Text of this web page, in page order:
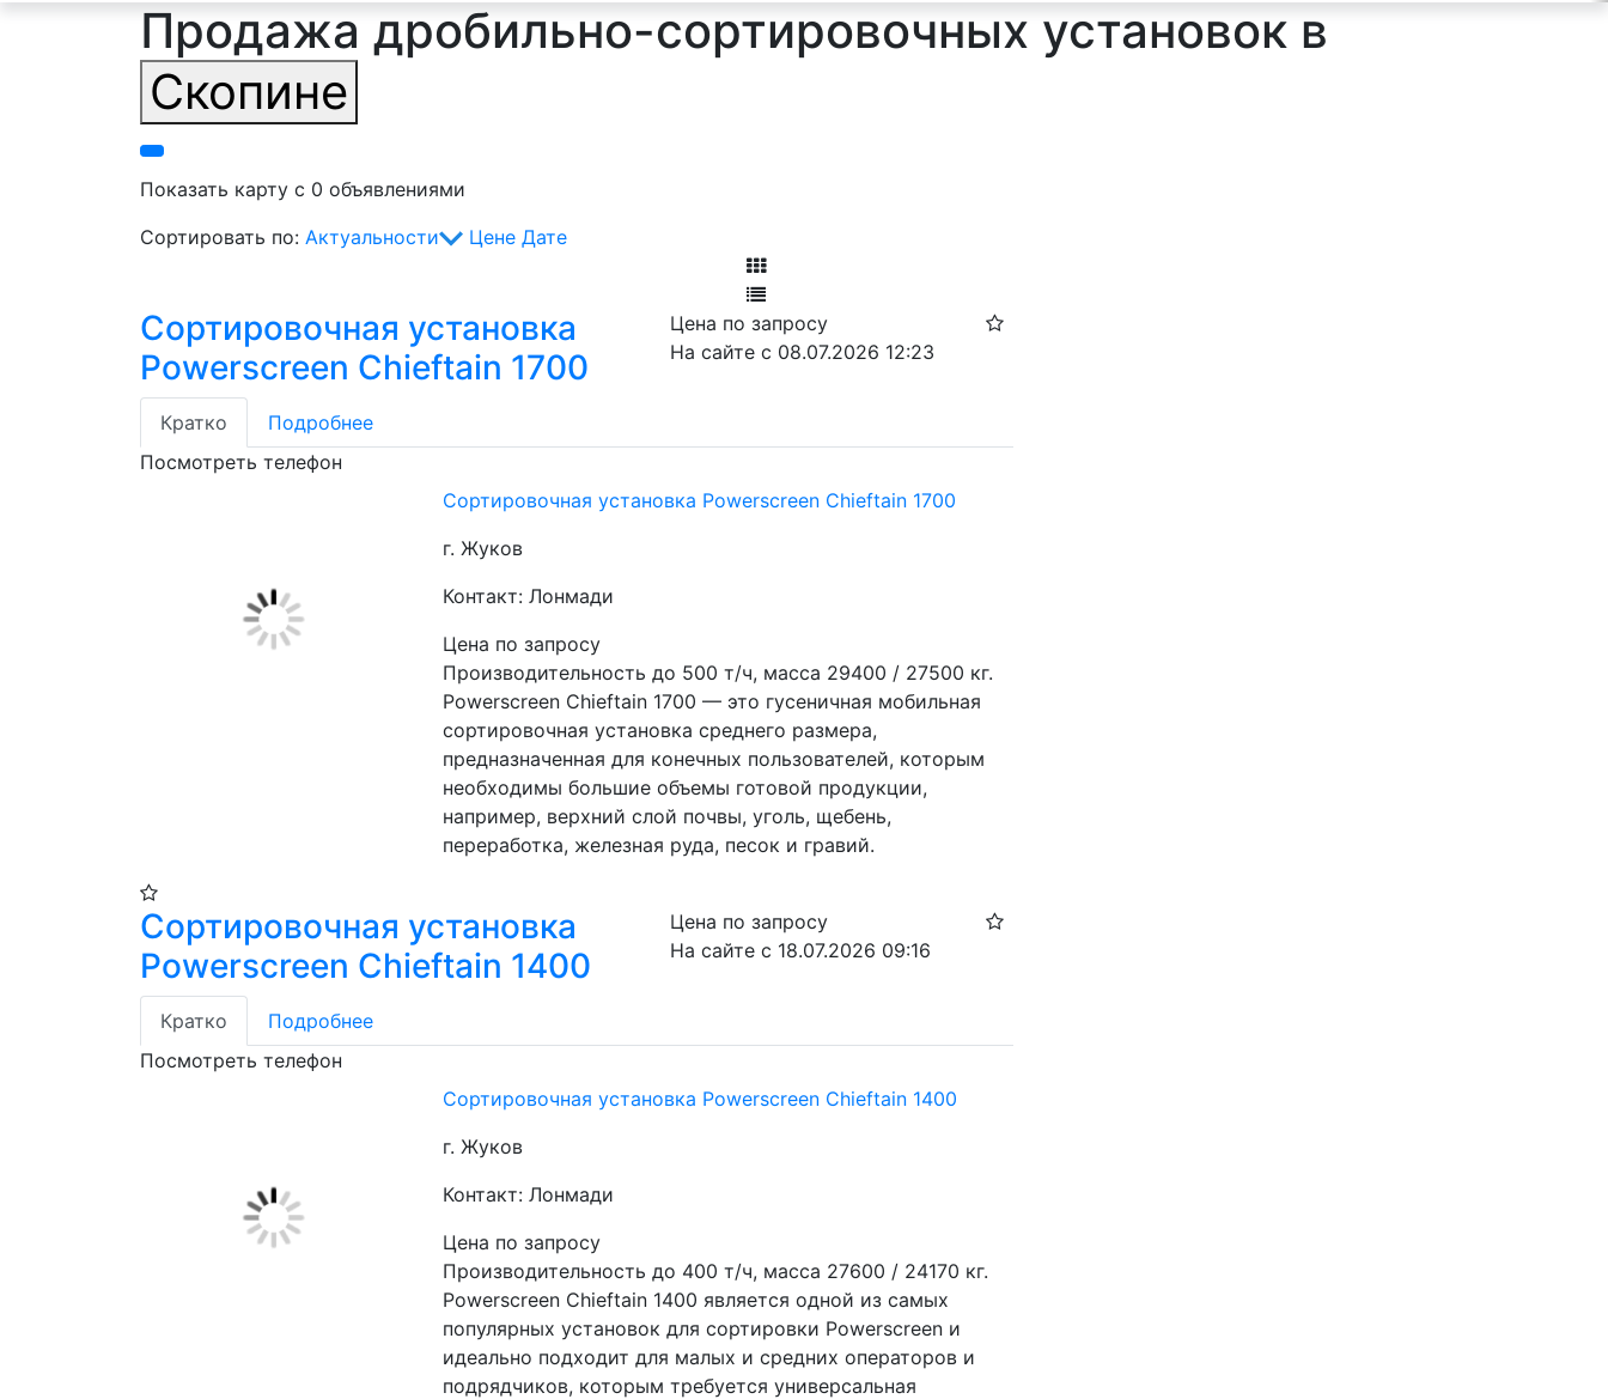
Продажа дробильно-сортировочных установок в
Скопине
Показать карту с 0 объявлениями
Сортировать по: Актуальности Цене Дате
Сортировочная установка
Powerscreen Chieftain 1700
Цена по запросу
На сайте с 08.07.2026 12:23
Кратко
Подробнее
Посмотреть телефон
Сортировочная установка Powerscreen Chieftain 1700
г. Жуков
Контакт: Лонмади
Цена по запросу
Производительность до 500 т/ч, масса 29400 / 27500 кг.
Powerscreen Chieftain 1700 — это гусеничная мобильная
сортировочная установка среднего размера,
предназначенная для конечных пользователей, которым
необходимы большие объемы готовой продукции,
например, верхний слой почвы, уголь, щебень,
переработка, железная руда, песок и гравий.
Сортировочная установка
Powerscreen Chieftain 1400
Цена по запросу
На сайте с 18.07.2026 09:16
Кратко
Подробнее
Посмотреть телефон
Сортировочная установка Powerscreen Chieftain 1400
г. Жуков
Контакт: Лонмади
Цена по запросу
Производительность до 400 т/ч, масса 27600 / 24170 кг.
Powerscreen Chieftain 1400 является одной из самых
популярных установок для сортировки Powerscreen и
идеально подходит для малых и средних операторов и
подрядчиков, которым требуется универсальная